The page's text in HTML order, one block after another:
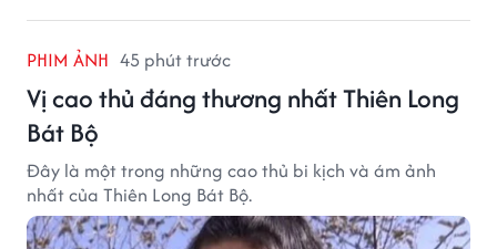
PHIM ẢNH 45 phút trước
Vị cao thủ đáng thương nhất Thiên Long
Bát Bộ
Đây là một trong những cao thủ bi kịch và ám ảnh
nhất của Thiên Long Bát Bộ.